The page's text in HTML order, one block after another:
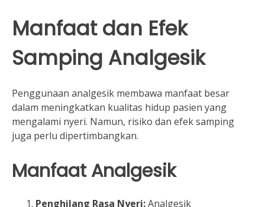
Manfaat dan Efek
Samping Analgesik
Penggunaan analgesik membawa manfaat besar
dalam meningkatkan kualitas hidup pasien yang
mengalami nyeri. Namun, risiko dan efek samping
juga perlu dipertimbangkan.
Manfaat Analgesik
Penghilang Rasa Nyeri:Analgesik